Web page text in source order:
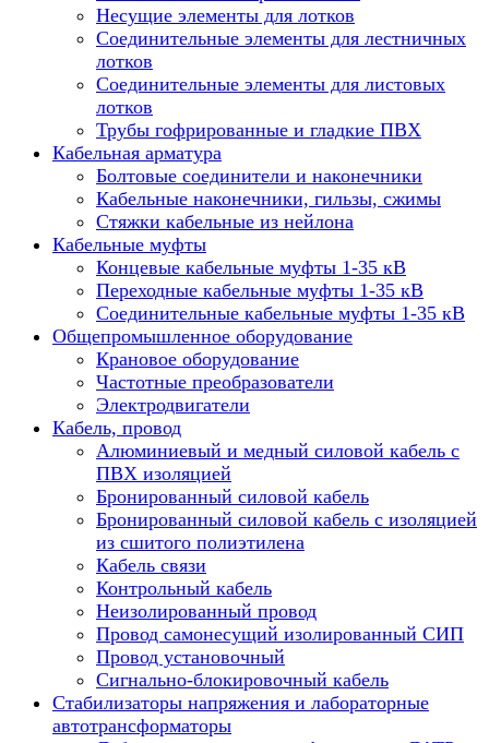
Несущие элементы для лотков
Соединительные элементы для лестничных
лотков
Соединительные элементы для листовых
лотков
Трубы гофрированные и гладкие ПВХ
Кабельная арматура
Болтовые соединители и наконечники
Кабельные наконечники, гильзы, сжимы
Стяжки кабельные из нейлона
Кабельные муфты
Концевые кабельные муфты 1-35 кВ
Переходные кабельные муфты 1-35 кВ
Соединительные кабельные муфты 1-35 кВ
Общепромышленное оборудование
Крановое оборудование
Частотные преобразователи
Электродвигатели
Кабель, провод
Алюминиевый и медный силовой кабель с
ПВХ изоляцией
Бронированный силовой кабель
Бронированный силовой кабель с изоляцией
из сшитого полиэтилена
Кабель связи
Контрольный кабель
Неизолированный провод
Провод самонесущий изолированный СИП
Провод установочный
Сигнально-блокировочный кабель
Стабилизаторы напряжения и лабораторные
автотрансформаторы